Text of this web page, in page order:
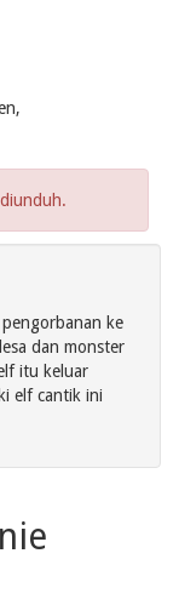
ke
dan monster
itu keluar
elf cantik ini